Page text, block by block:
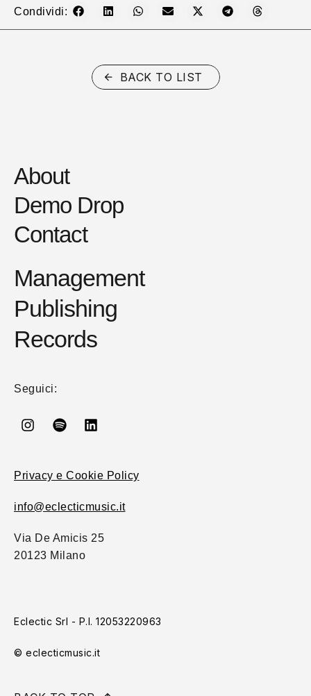
Condividi:
BACK TO LIST
About
Demo Drop
Contact
Management
Publishing
Records
Seguici:
Privacy e Cookie Policy
info@eclecticmusic.it
Via De Amicis 25
20123 Milano
Eclectic Srl - P.I. 12053220963
© eclecticmusic.it